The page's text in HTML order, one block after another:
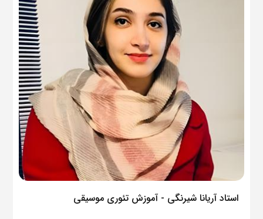
استاد آریانا شیرنگی - آموزش تئوری موسیقی